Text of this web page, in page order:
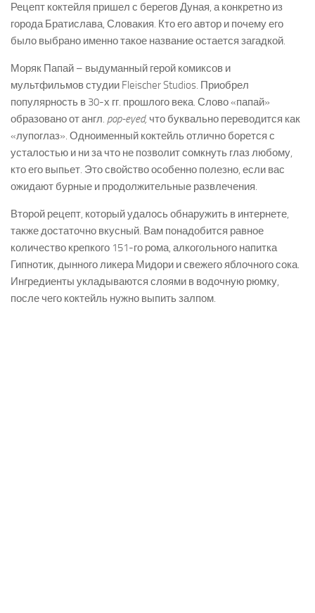
Рецепт коктейля пришел с берегов Дуная, а конкретно из
города Братислава, Словакия. Кто его автор и почему его
было выбрано именно такое название остается загадкой.
Моряк Папай – выдуманный герой комиксов и
мультфильмов студии Fleischer Studios. Приобрел
популярность в 30-х гг. прошлого века. Слово «папай»
образовано от англ. pop-eyed, что буквально переводится как
«лупоглаз». Одноименный коктейль отлично борется с
усталостью и ни за что не позволит сомкнуть глаз любому,
кто его выпьет. Это свойство особенно полезно, если вас
ожидают бурные и продолжительные развлечения.
Второй рецепт, который удалось обнаружить в интернете,
также достаточно вкусный. Вам понадобится равное
количество крепкого 151-го рома, алкогольного напитка
Гипнотик, дынного ликера Мидори и свежего яблочного сока.
Ингредиенты укладываются слоями в водочную рюмку,
после чего коктейль нужно выпить залпом.